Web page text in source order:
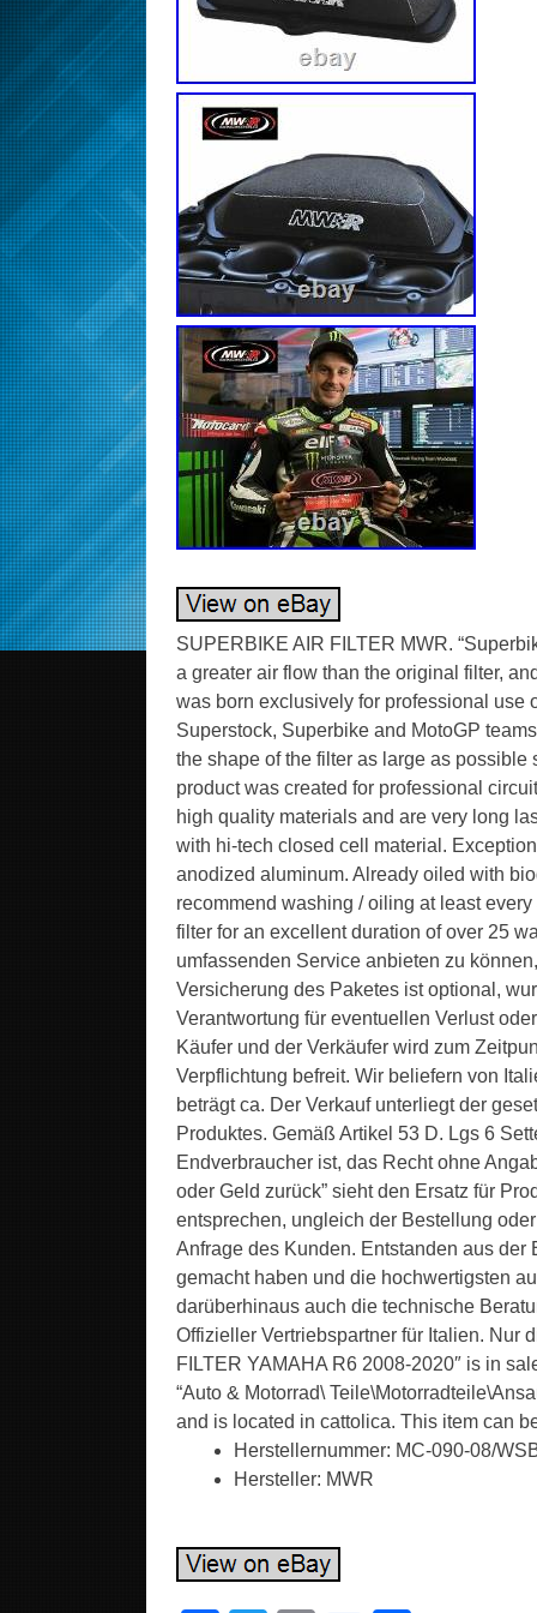
SUPERBIKE AIR FILTER MWR.
a greater air flow than the original filter,
was born exclusively for professional use
Superstock, Superbike and MotoGP
the shape of the filter as large as
product was created for professional
high quality materials and are very long
with hi-tech closed cell material.
anodized aluminum. Already oiled with
recommend washing / oiling at least
filter for an excellent duration of over 25
umfassenden Service anbieten zu
Versicherung des Paketes ist optional,
Verantwortung für eventuellen Verlust
Käufer und der Verkäufer wird zum
Verpflichtung befreit. Wir beliefern von
beträgt ca. Der Verkauf unterliegt der
Produktes. Gemäß Artikel 53 D. Lgs 6
Endverbraucher ist, das Recht ohne
oder Geld zurück” sieht den Ersatz für
entsprechen, ungleich der Bestellung
Anfrage des Kunden. Entstanden aus
gemacht haben und die hochwertigsten
darüberhinaus auch die technische
Offizieller Vertriebspartner für Italien. Nur
FILTER YAMAHA R6 2008-2020″ is in
“Auto & Motorrad\
and is located in cattolica. This item can
Herstellernummer: MC-090-08/
Hersteller: MWR